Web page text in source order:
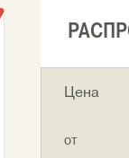
Цена
от